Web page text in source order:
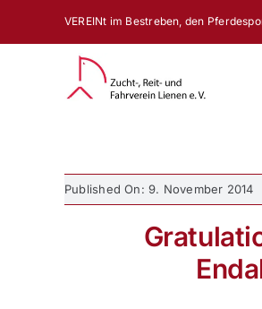
VEREINt im Bestreben, den
Published On: 9. November 2014